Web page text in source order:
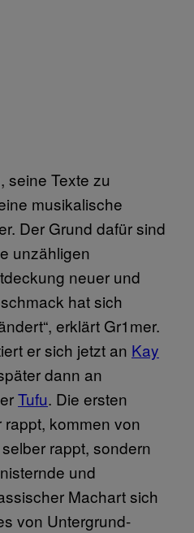
seine Texte zu
musikalische
Der Grund dafür sind
unzähligen
neuer und
hat sich
erklärt Gr1mer.
er sich jetzt an Kay
dann an
Tufu. Die ersten
kommen von
rappt, sondern
und
Machart sich
von Untergrund-